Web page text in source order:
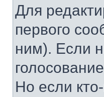
Для
первого
ним). Если
Но если